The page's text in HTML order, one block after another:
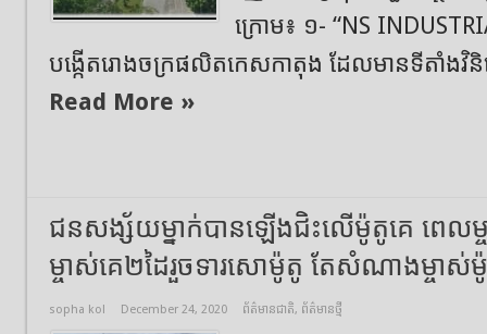
ក្រោម៖ ១- “NS
បង្កើតរោងចក្រផលិតកេសកាតុង ដែលមានទីតាំងវិ
Read More »
ជនសង្ស័យម្នាក់បានឡេីងជិះលេីម៉ូតូគេ ពេលម្
ម្ចាស់គេ២ដៃរួចទារសោម៉ូតូ​ តែសំណាងម្ចាស់
sopha kol December 24, 2020 ព័ត៌មានជាតិ, ព័ត៌មានថ្មី